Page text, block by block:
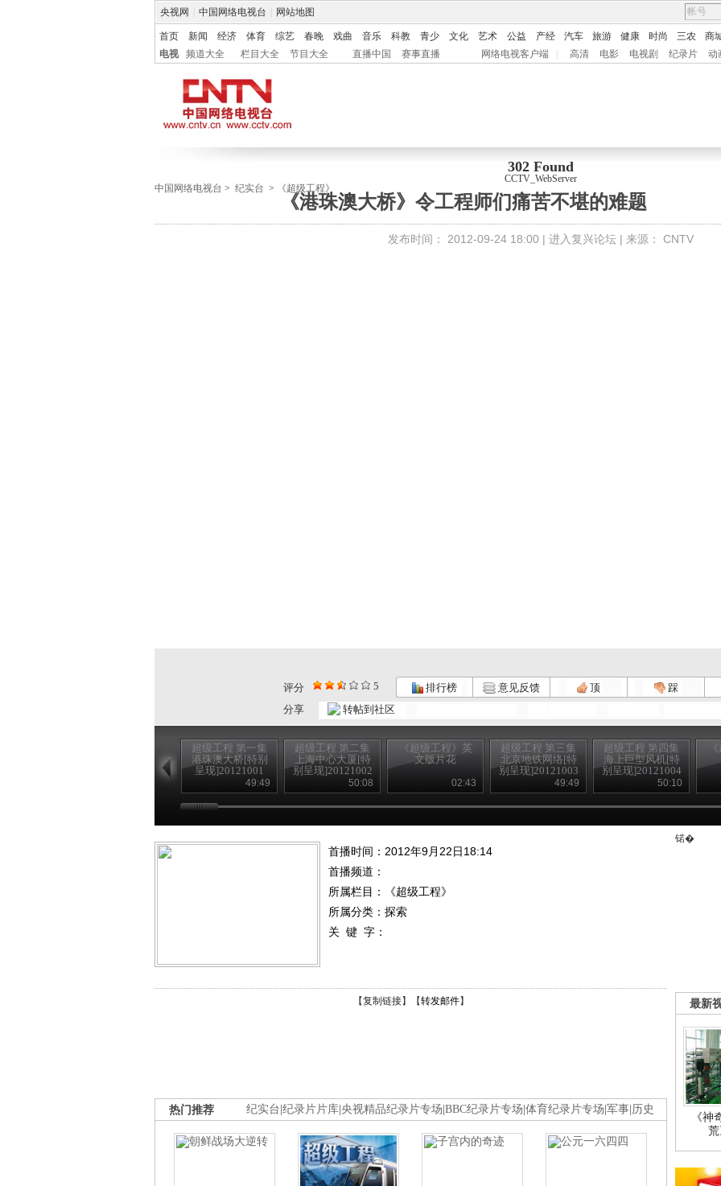
央视网 中国网络电视台 网站地图
首页 新闻 经济 体育 综艺 春晚 戏曲 音乐 科教 青少 文化 艺术 公益 产经 汽车 旅游 健康 时尚 三农
商
电视
频道大全 栏目大全 节目大全 直播中国 赛事直播 网络电视客户端 高清 电影 电视剧 纪录片 动
302 Found
CCTV_WebServer
中国网络电视台 > 纪实台 > 《超级工程》
《港珠澳大桥》令工程师们痛苦不堪的难题
发布时间： 2012-09-24 18:00 | 进入复兴论坛 | 来源： CNTV
评分 5 排行榜 意见反馈 顶
踩
分享
转帖到社区
超级工程 第一集
港珠澳大桥[特别
呈现]20121001
49:49
超级工程 第二集
上海中心大厦[特
别呈现]20121002
50:08
《超级工程》英
文版片花
02:43
超级工程 第三集
北京地铁网络[特
别呈现]20121003
49:49
超级工程 第四集
海上巨型风机[特
别呈现]20121004
50:10
首播时间：2012年9月22日18:14
首播频道：
所属栏目：
《超级工程》
所属分类：探索
关 键 字：
【复制链接】【转发邮件】
纪实台 纪录片片库 央视精品纪录片专场 BBC纪录片专场 体育纪录片专场 军事 历史
热门推荐
锘�
最新
《神